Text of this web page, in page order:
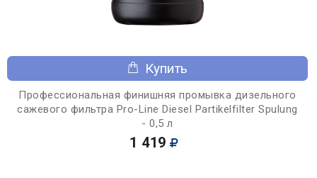
Купить
Профессиональная финишняя промывка дизельного
сажевого фильтра Pro-Line Diesel Partikelfilter Spulung
- 0,5 л
1 419